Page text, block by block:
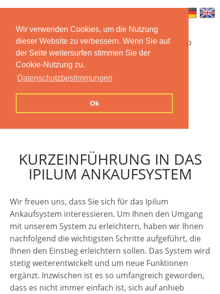
Wir verwenden Cookies, um die Nutzung
dieser Website zu verbessern. Wenn Sie auf
der Seite weitersurfen stimmen Sie der
Cookie-Nutzung zu.
Datenschutzbestimmungen
Ok
Startseite Funktionen Mobile App
Preise
Kontakt Impressum
KURZEINFÜHRUNG IN DAS
IPILUM ANKAUFSYSTEM
Wir freuen uns, dass Sie sich für das Ipilum
Ankaufsystem interessieren. Um Ihnen den Umgang
mit unserem System zu erleichtern, haben wir Ihnen
nachfolgend die wichtigsten Schritte aufgeführt, die
Ihnen den Einstieg erleichtern sollen. Das System wird
stetig weiterentwickelt und um neue Funktionen
ergänzt. Inzwischen ist es so umfangreich geworden,
dass es nicht immer einfach ist, sich auf anhieb